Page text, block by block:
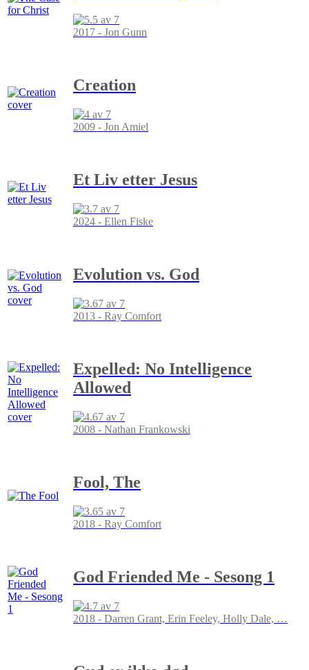
2017 - Jon Gunn
Creation
2009 - Jon Amiel
Et Liv etter Jesus
2024 - Ellen Fiske
Evolution vs. God
2013 - Ray Comfort
Expelled: No Intelligence
Allowed
2008 - Nathan Frankowski
Fool, The
2018 - Ray Comfort
God Friended Me - Sesong 1
2018 - Darren Grant, Erin Feeley, Holly Dale, …